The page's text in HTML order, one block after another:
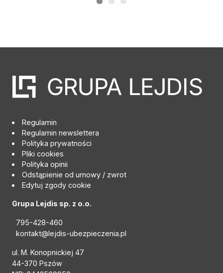
Regulamin
Regulamin newslettera
Polityka prywatności
Pliki cookies
Polityka opinii
Odstąpienie od umowy / zwrot
Edytuj zgody cookie
Grupa Lejdis sp. z o.o.
795-428-460
kontakt@lejdis-ubezpieczenia.pl
ul. M. Konopnickiej 47
44-370 Pszów